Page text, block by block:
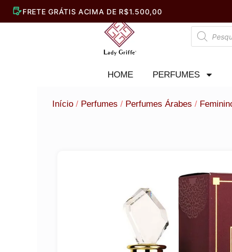
Pesquisar
produtos
HOME PERFUMES
Início / Perfumes / Perfumes Árabes /